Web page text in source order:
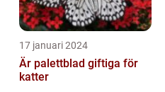
17 januari 2024
Är palettblad giftiga för
katter